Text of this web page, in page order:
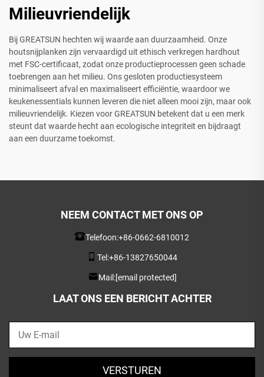
Milieuvriendelijk
Bij GREATSUN hechten wij waarde aan duurzaamheid. Onze
houtsnijplanken zijn vervaardigd uit ethisch verkregen hardhout
met FSC-certificaat, zodat onze productieprocessen geen schade
toebrengen aan het milieu. Ons gesloten productiesysteem
minimaliseert afval en maximaliseert efficiëntie, waardoor we
keukenessentials kunnen leveren die niet alleen mooi zijn, maar ook
milieuvriendelijk. Kiezen voor GREATSUN betekent dat u een merk
steunt dat waarde hecht aan ecologische integriteit en bijdraagt
aan een duurzame toekomst.
NEEM CONTACT MET ONS OP
Telefoon:+86-0662-6810012
Tel:+86-13827650044
Mail:[email protected]
LAAT ONS EEN BERICHT ACHTER
VERSTUREN